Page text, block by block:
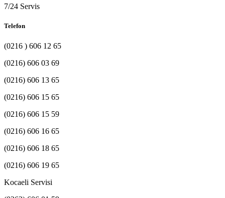
7/24 Servis
Telefon
(0216 ) 606 12 65
(0216) 606 03 69
(0216) 606 13 65
(0216) 606 15 65
(0216) 606 15 59
(0216) 606 16 65
(0216) 606 18 65
(0216) 606 19 65
Kocaeli Servisi